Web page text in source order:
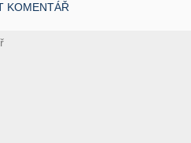
KOMENTÁŘ